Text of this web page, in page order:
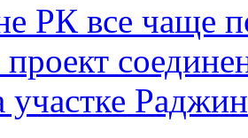
РК все чаще
проект
участке